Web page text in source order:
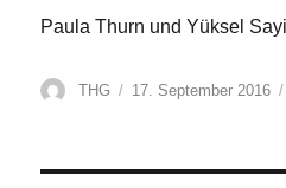
Paula Thurn und Yüksel
Autor
THG
Veröffentlicht
17. September 2016